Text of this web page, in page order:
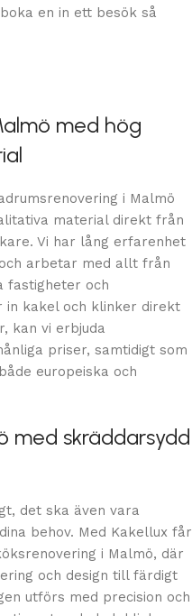
en in ett besök så
med hög
i Malmö
material direkt från
Vi har lång erfarenhet
arbetar med allt från
fastigheter och
in kakel och klinker direkt
kan vi erbjuda
priser, samtidigt som
europeiska och
med skräddarsydd
det ska även vara
behov. Med Kakellux får
i Malmö, där
och design till färdigt
utförs med precision och